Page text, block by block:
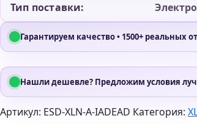
Тип поставки:
Гарантируем качество • 1500+ реальных
Нашли дешевле? Предложим условия
Артикул: ESD-XLN-A-IADEAD Категория: